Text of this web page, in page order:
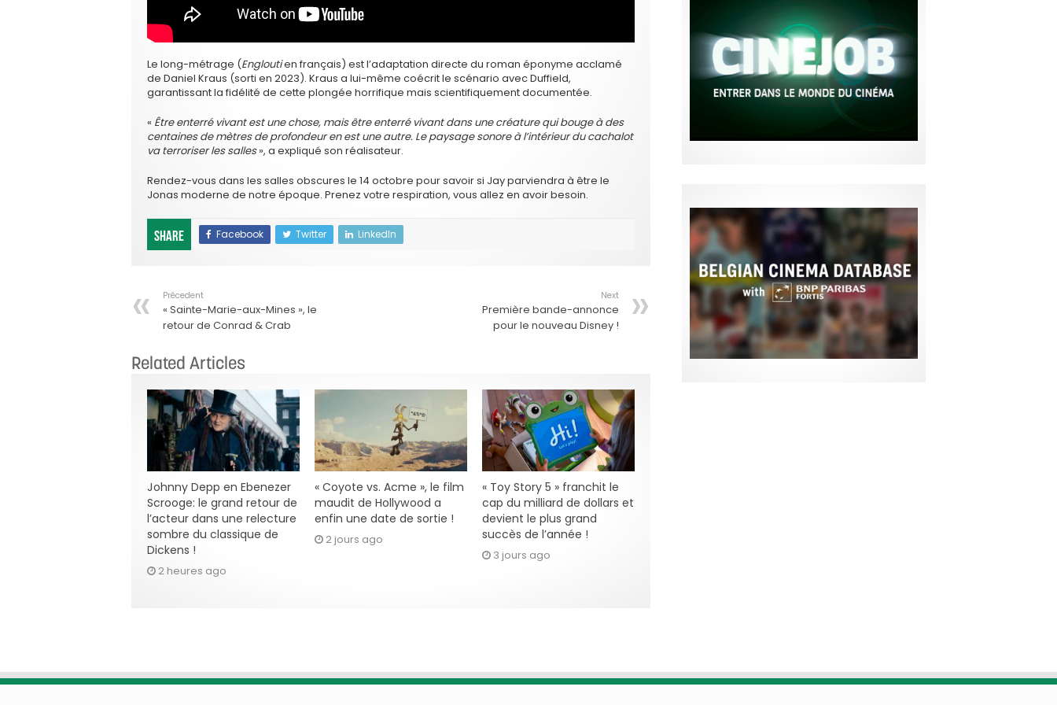
Le long-métrage (Engloutien français) est l’adaptation directe du roman éponyme acclamé
de Daniel Kraus (sorti en 2023). Kraus a lui-même coécrit le scénario avec Duffield,
garantissant la fidélité de cette plongée horrifique mais scientifiquement documentée.
« Être enterré vivant est une chose, mais être enterré vivant dans une créature qui bouge à des
centaines de mètres de profondeur en est une autre. Le paysage sonore à l’intérieur du cachalot
va terroriser les salles», a expliqué son réalisateur.
Rendez-vous dans les salles obscures le 14 octobre pour savoir si Jay parviendra à être le
Jonas moderne de notre époque. Prenez votre respiration, vous allez en avoir besoin.
Share Facebook Twitter LinkedIn
Précedent
« Sainte-Marie-aux-Mines », le
retour de Conrad & Crab
Next
Première bande-annonce
pour le nouveau Disney !
Related Articles
Johnny Depp en Ebenezer
Scrooge: le grand retour de
l’acteur dans une relecture
sombre du classique de
Dickens !
2 heures ago
« Coyote vs. Acme », le film
maudit de Hollywood a
enfin une date de sortie !
2 jours ago
« Toy Story 5 » franchit le
cap du milliard de dollars et
devient le plus grand
succès de l’année !
3 jours ago